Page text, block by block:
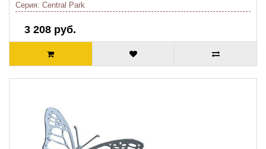
Серия: Central Park
3 208 руб.